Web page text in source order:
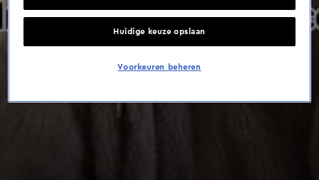
Huidige keuze opslaan
Voorkeuren beheren